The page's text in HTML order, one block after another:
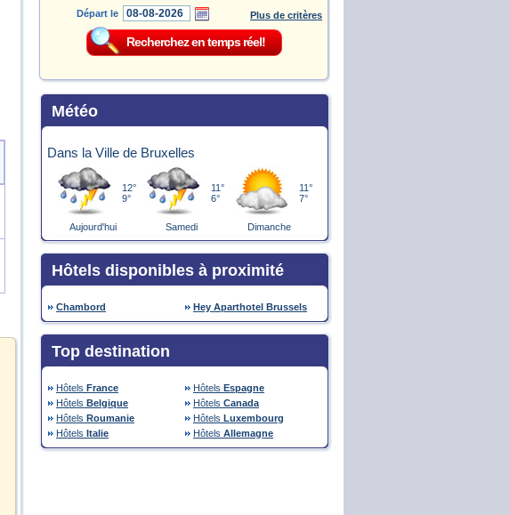
Départ le
Plus de critères
Météo
Dans la Ville de Bruxelles
12°
9°
11°
6°
11°
7°
Aujourd'hui Samedi Dimanche
Hôtels disponibles à proximité
Chambord Hey Aparthotel Brussels
Top destination
Hôtels France Hôtels Espagne
Hôtels Belgique Hôtels Canada
Hôtels Roumanie Hôtels Luxembourg
Hôtels Italie Hôtels Allemagne